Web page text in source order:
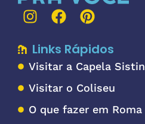
Links Rápidos
Visitar a Capela
Visitar o Coliseu
O que fazer em Roma